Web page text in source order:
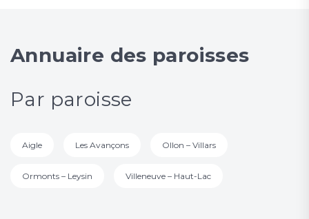
Annuaire des paroisses
Par paroisse
Aigle Les Avançons Ollon – Villars
Ormonts – Leysin Villeneuve – Haut-Lac